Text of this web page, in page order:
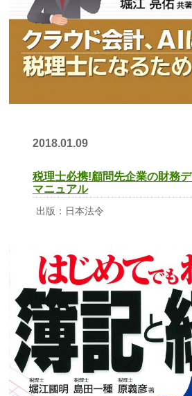
2018.01.09
税理士必携!顧問先企業の財務
マニュアル
出版：日本法令